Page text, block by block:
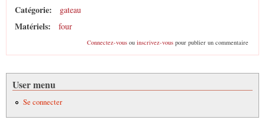
Catégorie: gateau
Matériels: four
Connectez-vousou inscrivez-vouspour publier un commentaire
User menu
Se connecter